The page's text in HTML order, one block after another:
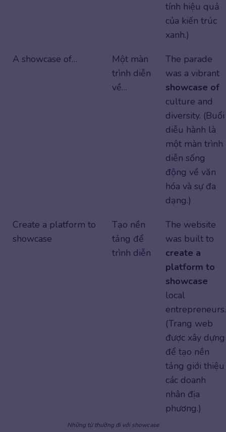
tính hiệu quả
của kiến trúc
xanh.)
A showcase of…
Một màn
trình diễn
về…
The parade
was a vibrant
showcase of
culture and
diversity. (Buổi
diễu hành là
một màn trình
diễn sống
động về văn
hóa và sự đa
dạng.)
Create a platform to
showcase
Tạo nền
tảng để
trình diễn
The website
was built to
create a
platform to
showcase
local
entrepreneurs.
(Trang web
được xây dựng
để tạo nền
tảng giới thiệu
các doanh
nhân địa
phương.)
Những từ thường đi với showcase